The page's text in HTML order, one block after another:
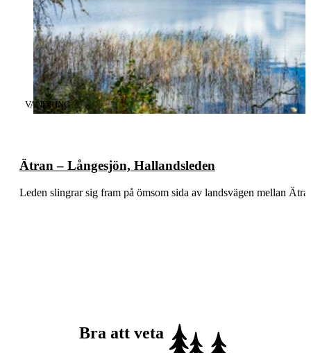
Ätran – Långesjön, Hallandsleden
KATEGORI:
VANDRING
Leden slingrar sig fram på ömsom sida av landsvägen mellan
Bra att veta